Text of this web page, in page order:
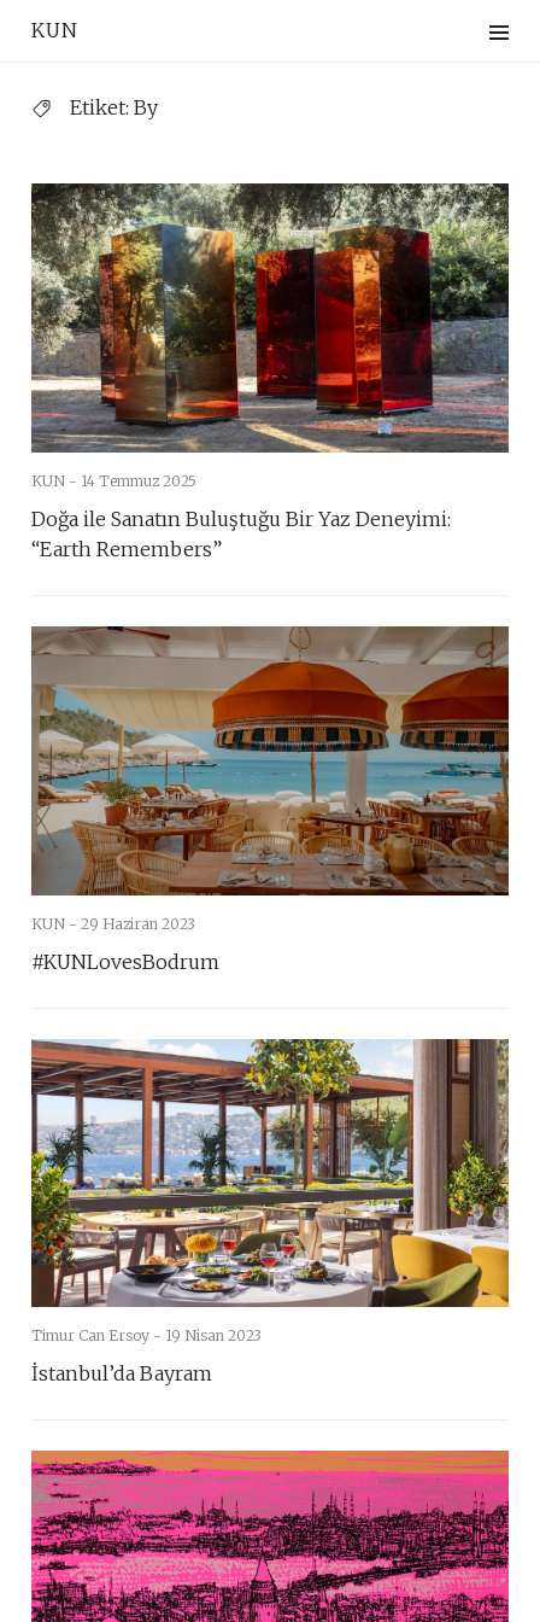
KUN
Etiket: By
KUN - 14 Temmuz 2025
Doğa ile Sanatın Buluştuğu Bir Yaz Deneyimi:
“Earth Remembers”
KUN - 29 Haziran 2023
#KUNLovesBodrum
Timur Can Ersoy - 19 Nisan 2023
İstanbul’da Bayram